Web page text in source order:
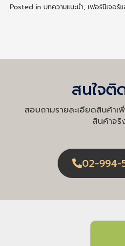
Posted in บทความแนะนำ, เฟอร์นิเจอร์
สนใจติ
สอบถามรายละเอียดสินค้าเ
สินค้าจริ
02-994-